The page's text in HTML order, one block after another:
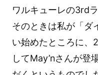
ワルキューレの3rd
そのときは私が「ダ
い始めたところに、
してMay’nさんが登